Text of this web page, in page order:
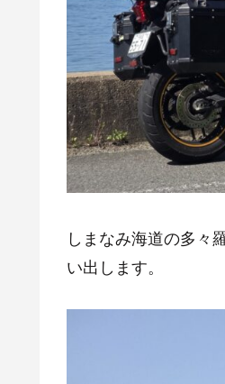
しまなみ海道の多々
い出します。